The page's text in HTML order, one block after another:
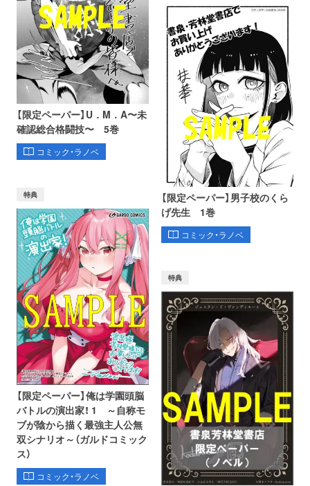
【限定ペーパー】U．M．A〜未
確認総合格闘技〜 5巻
コミック・ラノベ
【限定ペーパー】男子校のくら
げ先生 1巻
コミック・ラノベ
特典
【限定ペーパー】俺は学園頭脳
バトルの演出家！ 1 ～自称モ
ブが陰から描く最強主人公無
双シナリオ～（ガルドコミック
ス）
コミック・ラノベ
特典